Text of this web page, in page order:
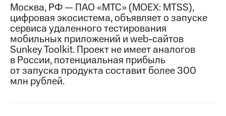
Медиа-центр
Пресс-
релизы
МТС
о технологиях
Достижения
Москва, РФ — ПАО «МТС» (MOEX: MTSS),
цифровая экосистема, объявляет о запуске
сервиса удаленного тестирования
мобильных приложений и web-сайтов
Sunkey Toolkit. Проект не имеет аналогов
в России, потенциальная прибыль
от запуска продукта составит более 300
млн рублей.